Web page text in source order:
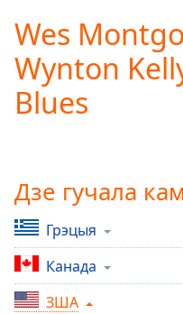
Play
Video
Play
Skip
Backward
Time0:00
Duration-:-
Loaded:
0.00%
Stream
Wes
Wynton
Blues
Дзе гучала
Грэцыя
Канада
ЗША